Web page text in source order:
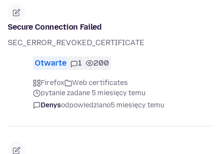
Secure Connection Failed
SEC_ERROR_REVOKED_CERTIFICATE
Otwarte 1 200
Firefox
Web certificates
pytanie zadane 5 miesięcy temu
Denysodpowiedziano5 miesięcy temu